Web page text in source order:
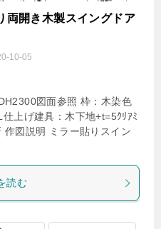
両開き木製スイングドア
10-05
図面参照 枠：木染色
上げ建具：木下地+t=5ｸﾘｱﾐ
図説明 ミラー貼りスイン
読む